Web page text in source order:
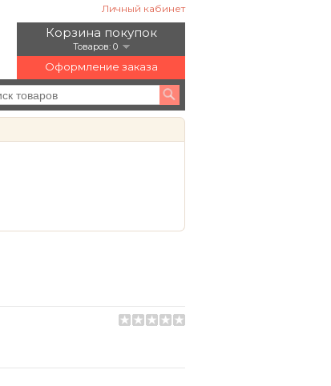
Личный кабинет
Корзина покупок
Товаров: 0
Оформление заказа